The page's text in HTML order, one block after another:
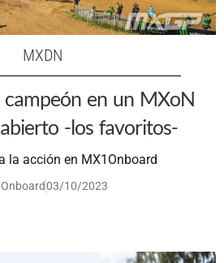
MXDN
campeón en un MXoN
-los favoritos-
la acción en MX1Onboard
03/10/2023